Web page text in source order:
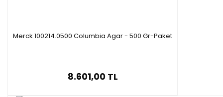
Merck 100214.0500 Columbia Agar - 500 Gr-Paket
8.601,00 TL